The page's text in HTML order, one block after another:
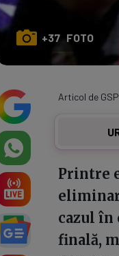
+37 FOTO
Articol de
Printre
cazul
finală,